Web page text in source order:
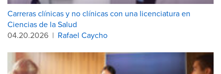
Carreras clínicas y no clínicas con una licenciatura en
Ciencias de la Salud
04.20.2026 | Rafael Caycho